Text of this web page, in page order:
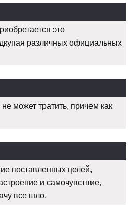
это
различных официальных
может тратить, причем как
поставленных целей,
и самочувствие,
все шло.